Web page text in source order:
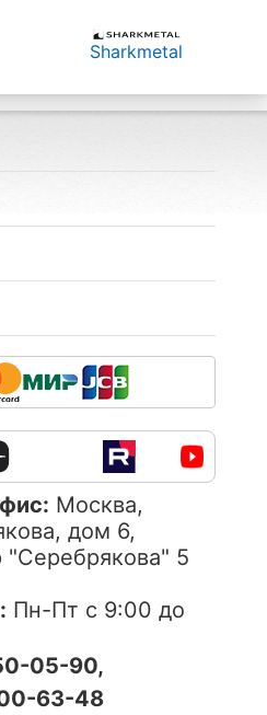
Sharkmetal
Москва,
дом 6,
5
Пн-Пт с 9:00 до
05-90,
63-48